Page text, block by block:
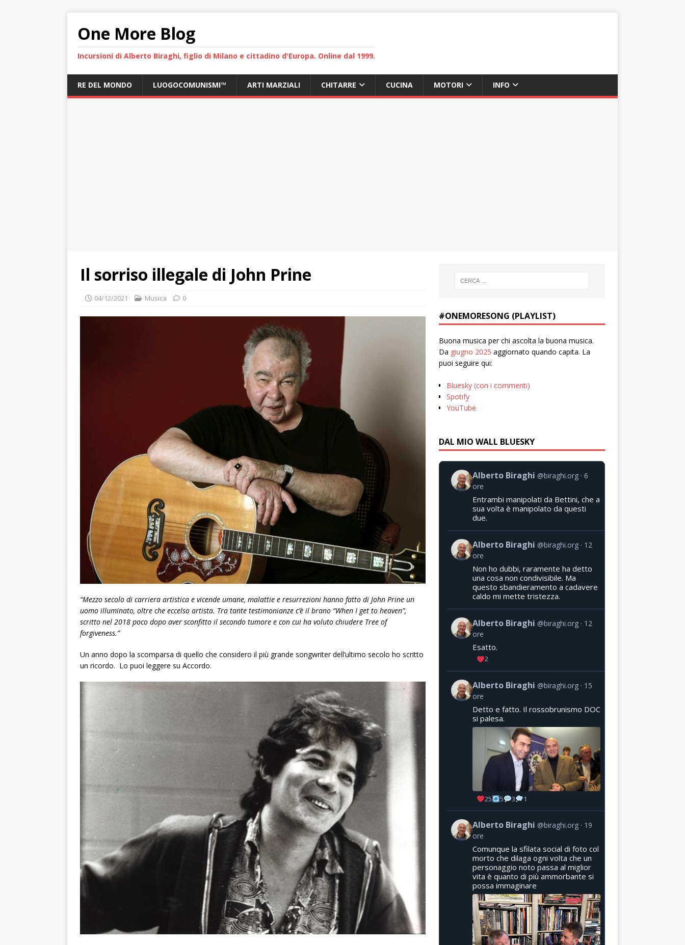
One More Blog
Incursioni di Alberto Biraghi, figlio di Milano e cittadino d'Europa. Online dal 1999.
RE DEL MONDO LUOGOCOMUNISMI™ ARTI MARZIALI CHITARRE CUCINA MOTORI INFO
Il sorriso illegale di John Prine
04/12/2021 Musica 0
“Mezzo secolo di carriera artistica e vicende umane, malattie e resurrezioni hanno fatto di John Prine un
uomo illuminato, oltre che eccelso artista. Tra tante testimonianze c’è il brano “When I get to heaven”,
scritto nel 2018 poco dopo aver sconfitto il secondo tumore e con cui ha voluto chiudere Tree of
forgiveness.”
Un anno dopo la scomparsa di quello che considero il più grande songwriter dell’ultimo secolo ho scritto
un ricordo. Lo puoi leggere su Accordo.
#ONEMORESONG (PLAYLIST)
Buona musica per chi ascolta la buona musica.
Da giugno 2025 aggiornato quando capita. La
puoi seguire qui:
Bluesky (con i commenti)
Spotify
YouTube
DAL MIO WALL BLUESKY
Alberto Biraghi @biraghi.org 6
ore
Entrambi manipolati da Bettini, che a
sua volta è manipolato da questi
due.
Alberto Biraghi @biraghi.org
12
ore
Non ho dubbi, raramente ha detto
una cosa non condivisibile. Ma
questo sbandieramento a cadavere
caldo mi mette tristezza.
Alberto Biraghi @biraghi.org
12
ore
Esatto.
2
Alberto Biraghi @biraghi.org
15
ore
Detto e fatto. Il rossobrunismo DOC
si palesa.
25 5 3 1
Alberto Biraghi @biraghi.org
19
ore
Comunque la sfilata social di foto col
morto che dilaga ogni volta che un
personaggio noto passa al miglior
vita è quanto di più ammorbante si
possa immaginare